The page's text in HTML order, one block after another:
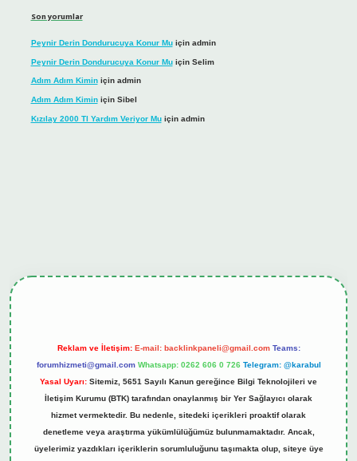
Son yorumlar
Peynir Derin Dondurucuya Konur Muiçin admin
Peynir Derin Dondurucuya Konur Muiçin Selim
Adım Adım Kiminiçin admin
Adım Adım Kiminiçin Sibel
Kızılay 2000 Tl Yardım Veriyor Muiçin admin
Reklam ve İletişim: E-mail: backlinkpaneli@gmail.com Teams:
forumhizmeti@gmail.com Whatsapp: 0262 606 0 726 Telegram: @karabul
Yasal Uyarı: Sitemiz, 5651 Sayılı Kanun gereğince Bilgi Teknolojileri ve
İletişim Kurumu (BTK) tarafından onaylanmış bir Yer Sağlayıcı olarak
hizmet vermektedir. Bu nedenle, sitedeki içerikleri proaktif olarak
denetleme veya araştırma yükümlülüğümüz bulunmamaktadır. Ancak,
üyelerimiz yazdıkları içeriklerin sorumluluğunu taşımakta olup, siteye üye